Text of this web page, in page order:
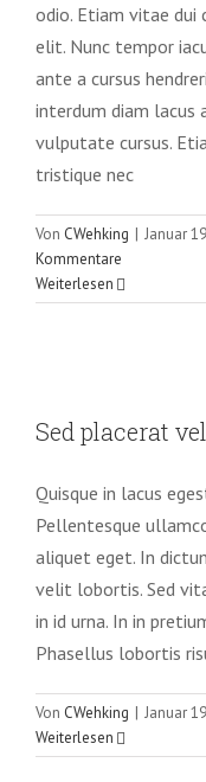
odio. Etiam vitae dui
elit. Nunc tempor
ante a cursus
interdum diam
vulputate cursus.
tristique nec
Von CWehking | Januar
Kommentare
Weiterlesen
Sed placerat
Quisque in lacus
Pellentesque
aliquet eget. In
velit lobortis. Sed
in id urna. In in
Phasellus lobortis
Von CWehking | Januar
Weiterlesen